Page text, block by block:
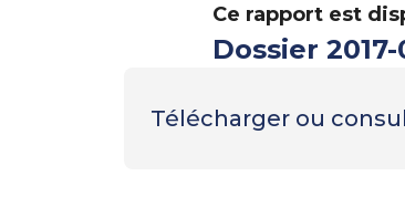
Ce rapport est
Dossier
Télécharger ou